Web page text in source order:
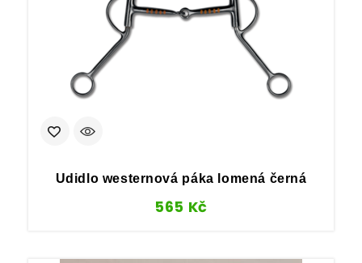
Udidlo westernová páka lomená černá
565 Kč